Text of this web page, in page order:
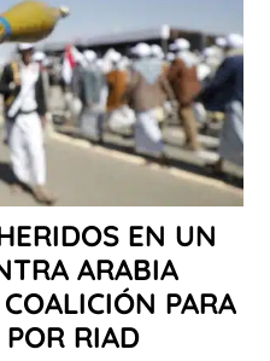
EN UN
ARABIA
PARA
RIAD